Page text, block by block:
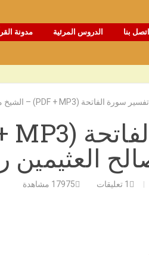
اتصل بنا الدروس المرئية مدونة
تفسير سورة الفاتحة (PDF + MP3) – الشيخ محمد صالح العثيمين رحمه الله
العثيمين
1 تعليقات 17975 مشاهدة